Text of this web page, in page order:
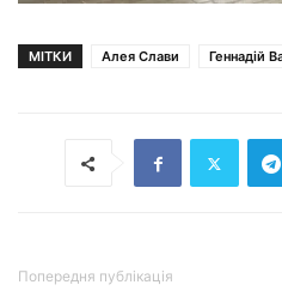
МІТКИ Алея Слави Геннадій
Попередня публікація